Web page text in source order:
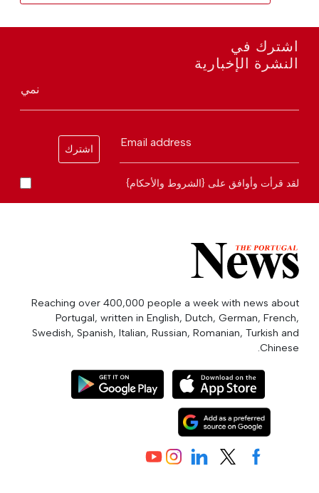
اشترك في
النشرة الإخبارية
نمي
Email address
اشترك
لقد قرأت وأوافق على {الشروط والأحكام}
Reaching over 400,000 people a week with news about
Portugal, written in English, Dutch, German, French,
Swedish, Spanish, Italian, Russian, Romanian, Turkish and
Chinese.